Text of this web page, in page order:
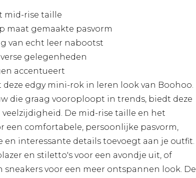
mid-rise taille
maat gemaakte pasvorm
van echt leer nabootst
gelegenheden
accentueert
edgy mini-rok in leren look van Boohoo.
die graag vooroploopt in trends, biedt deze
De mid-rise taille en het
een comfortabele, persoonlijke pasvorm,
interessante details toevoegt aan je outfit.
en stiletto's voor een avondje uit, of
sneakers voor een meer ontspannen look. De